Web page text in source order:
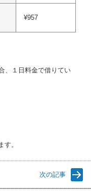
¥957
、１日料金で借りてい
。
次の記事